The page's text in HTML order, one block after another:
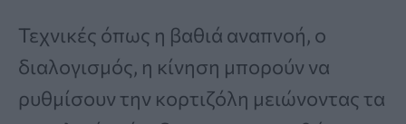
Τεχνικές όπως η βαθιά αναπνοή, ο
διαλογισμός, η κίνηση μπορούν να
ρυθμίσουν την κορτιζόλη μειώνοντας τα